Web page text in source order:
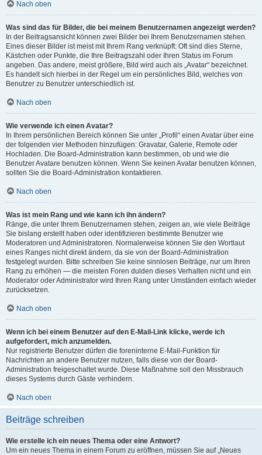
Nach oben
Was sind das für Bilder, die bei meinem Benutzernamen angezeigt werden?
In der Beitragsansicht können zwei Bilder bei Ihrem Benutzernamen stehen.
Eines dieser Bilder ist meist mit Ihrem Rang verknüpft: Oft sind dies Sterne,
Kästchen oder Punkte, die Ihre Beitragszahl oder Ihren Status im Forum
angeben. Das andere, meist größere, Bild wird auch als „Avatar“ bezeichnet.
Es handelt sich hierbei in der Regel um ein persönliches Bild, welches von
Benutzer zu Benutzer unterschiedlich ist.
Nach oben
Wie verwende ich einen Avatar?
In Ihrem persönlichen Bereich können Sie unter „Profil“ einen Avatar über eine
der folgenden vier Methoden hinzufügen: Gravatar, Galerie, Remote oder
Hochladen. Die Board-Administration kann bestimmen, ob und wie die
Benutzer Avatare benutzen können. Wenn Sie keinen Avatar benutzen können,
sollten Sie die Board-Administration kontaktieren.
Nach oben
Was ist mein Rang und wie kann ich ihn ändern?
Ränge, die unter Ihrem Benutzernamen stehen, zeigen an, wie viele Beiträge
Sie bislang erstellt haben oder identifizieren bestimmte Benutzer wie
Moderatoren und Administratoren. Normalerweise können Sie den Wortlaut
eines Ranges nicht direkt ändern, da sie von der Board-Administration
festgelegt wurden. Bitte schreiben Sie keine sinnlosen Beiträge, nur um Ihren
Rang zu erhöhen — die meisten Foren dulden dieses Verhalten nicht und ein
Moderator oder Administrator wird Ihren Rang unter Umständen einfach wieder
zurücksetzen.
Nach oben
Wenn ich bei einem Benutzer auf den E-Mail-Link klicke, werde ich
aufgefordert, mich anzumelden.
Nur registrierte Benutzer dürfen die foreninterne E-Mail-Funktion für
Nachrichten an andere Benutzer nutzen, falls diese von der Board-
Administration freigeschaltet wurde. Diese Maßnahme soll den Missbrauch
dieses Systems durch Gäste verhindern.
Nach oben
Beiträge schreiben
Wie erstelle ich ein neues Thema oder eine Antwort?
Um ein neues Thema in einem Forum zu eröffnen, müssen Sie auf „Neues